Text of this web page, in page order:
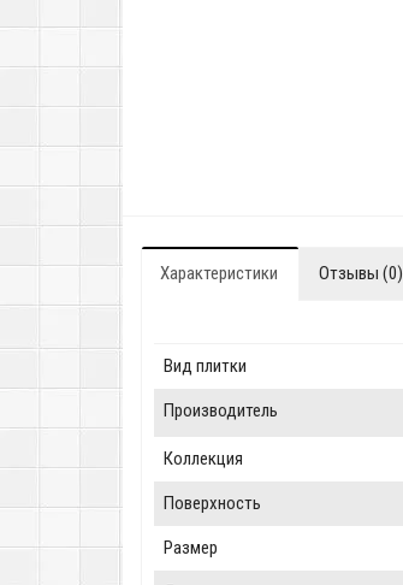
Характеристики Отзывы (0)
Вид плитки
Производитель
Коллекция
Поверхность
Размер